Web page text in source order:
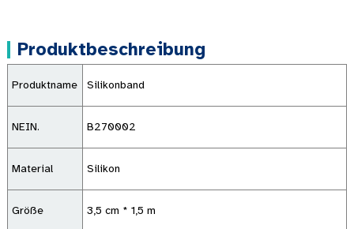
Produktbeschreibung
Produktname Silikonband
NEIN. B270002
Material Silikon
Größe 3,5 cm * 1,5 m